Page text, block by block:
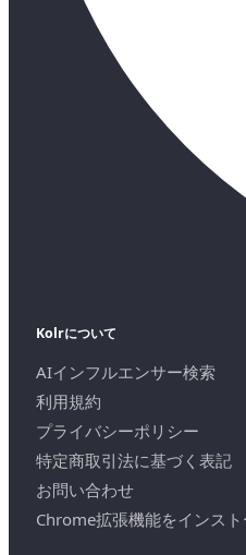
Kolrについて
AIインフルエンサー検索
利用規約
プライバシーポリシー
特定商取引法に基づく表記
お問い合わせ
Chrome拡張機能をインスト